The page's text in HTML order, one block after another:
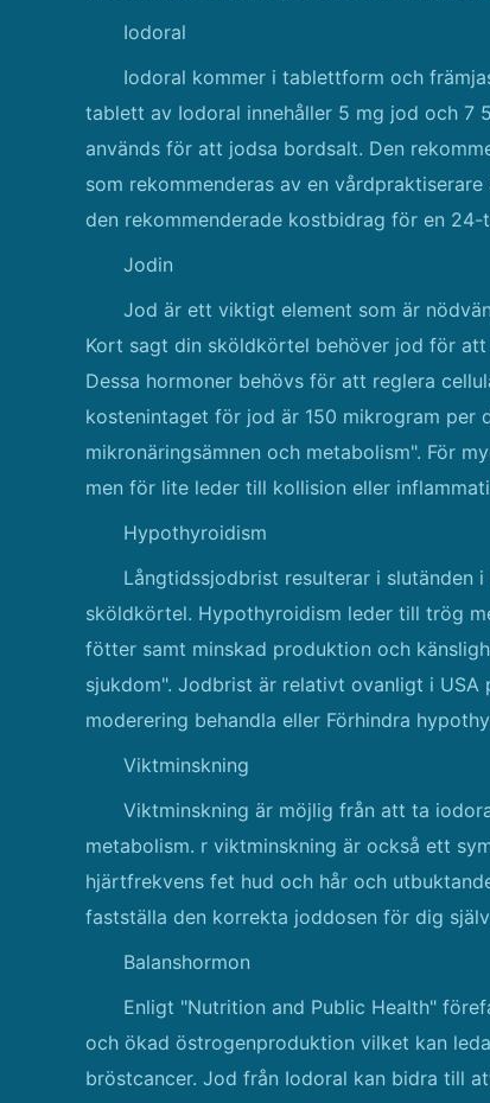
Iodoral
Iodoral kommer i tablettform och
tablett av Iodoral innehåller 5 mg jod och 7
används för att jodsa bordsalt. Den
som rekommenderas av en
den rekommenderade kostbidrag för en
Jodin
Jod är ett viktigt element som är
Kort sagt din sköldkörtel behöver jod för
Dessa hormoner behövs för att reglera
kostenintaget för jod är 150 mikrogram per
mikronäringsämnen och metabolism". För
men för lite leder till kollision eller
Hypothyroidism
Långtidssjodbrist resulterar i slutänden
sköldkörtel. Hypothyroidism leder till trög
fötter samt minskad produktion och
sjukdom". Jodbrist är relativt ovanligt i
moderering behandla eller Förhindra
Viktminskning
Viktminskning är möjlig från att ta
metabolism. r viktminskning är också ett
hjärtfrekvens fet hud och hår och
fastställa den korrekta joddosen för dig
Balanshormon
Enligt "Nutrition and Public Health"
och ökad östrogenproduktion vilket kan
bröstcancer. Jod från Iodoral kan bidra till